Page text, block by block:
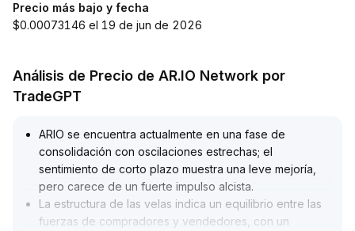
Precio más bajo y fecha
$0.00073146 el 19 de jun de 2026
Análisis de Precio de AR.IO Network por
TradeGPT
ARIO se encuentra actualmente en una fase de
consolidación con oscilaciones estrechas; el
sentimiento de corto plazo muestra una leve mejoría,
pero carece de un fuerte impulso alcista.
La estructura de las velas indica un equilibrio entre las
fuerzas de compradores y vendedores, con un